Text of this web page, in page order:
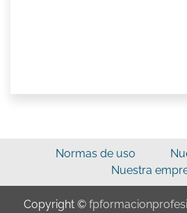
Normas de uso
Nuestra
Copyright ©